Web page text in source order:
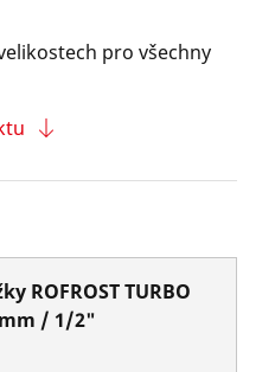
pro všechny
ROFROST TURBO
/ 1/2"